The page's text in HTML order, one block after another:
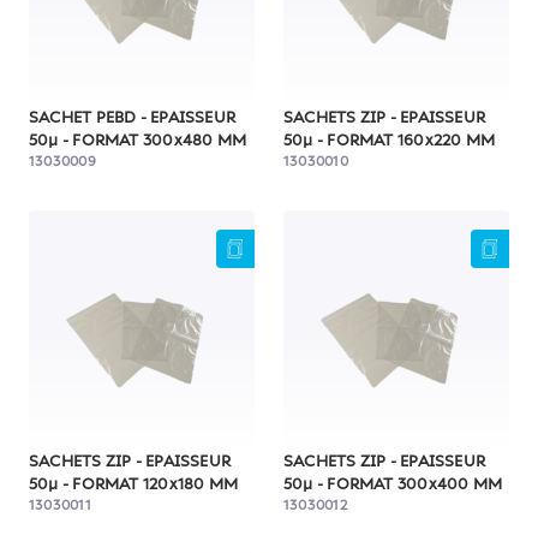
SACHET PEBD - EPAISSEUR
50µ - FORMAT 300x480 MM
13030009
SACHETS ZIP - EPAISSEUR
50µ - FORMAT 160x220 MM
13030010
SACHETS ZIP - EPAISSEUR
50µ - FORMAT 120x180 MM
13030011
SACHETS ZIP - EPAISSEUR
50µ - FORMAT 300x400 MM
13030012